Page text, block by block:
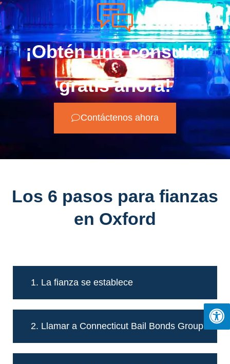
¡Obtén una consulta
gratis ahora!
Contáctenos ahora
Los 6 pasos para fianzas
en Oxford
1. La fianza se establece
2. Llamar a Connecticut Bail Bonds Group